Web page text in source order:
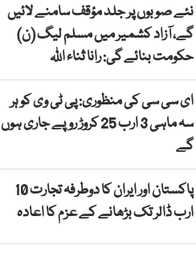
نئے صوبوں پر جلد مؤقف سامنے لائیں
گے، آزاد کشمیر میں مسلم لیگ (ن)
حکومت بنائے گی: رانا ثناء اللہ
ای سی سی کی منظوری: پی ٹی وی کو ہر
سہ ماہی 3 ارب 25 کروڑ روپے جاری ہوں
گے
پاکستان اور ایران کا دوطرفہ تجارت 10
ارب ڈالر تک بڑھانے کے عزم کا اعادہ